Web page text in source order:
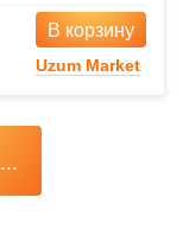
В корзину
Uzum Market